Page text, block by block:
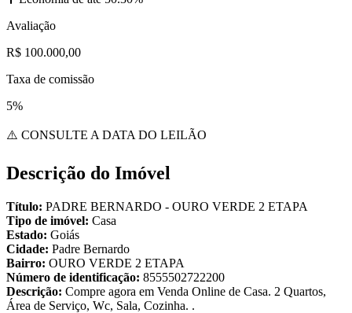
Avaliação
R$ 100.000,00
Taxa de comissão
5%
⚠️ CONSULTE A DATA DO LEILÃO
Descrição do Imóvel
Título: PADRE BERNARDO - OURO VERDE 2 ETAPA
Tipo de imóvel: Casa
Estado: Goiás
Cidade: Padre Bernardo
Bairro: OURO VERDE 2 ETAPA
Número de identificação: 8555502722200
Descrição: Compre agora em Venda Online de Casa. 2 Quartos,
Área de Serviço, Wc, Sala, Cozinha. .